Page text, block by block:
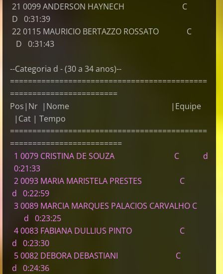
21 0099 ANDERSON HAYNECH C
D 0:31:39
22 0115 MAURICIO BERTAZZO ROSSATO C
D 0:31:43
--Categoria d - (30 a 34 anos)--
============================================
========================
Pos|Nr |Nome |Equipe
|Cat | Tempo
============================================
=========================
1 0079 CRISTINA DE SOUZA C d
0:21:33
2 0093 MARIA MARISTELA PRESTES C
d 0:22:59
3 0089 MARCIA MARQUES PALACIOS CARVALHO C
d 0:23:25
4 0083 FABIANA DULLIUS PINTO C
d 0:23:30
5 0082 DEBORA DEBASTIANI C
d 0:24:36